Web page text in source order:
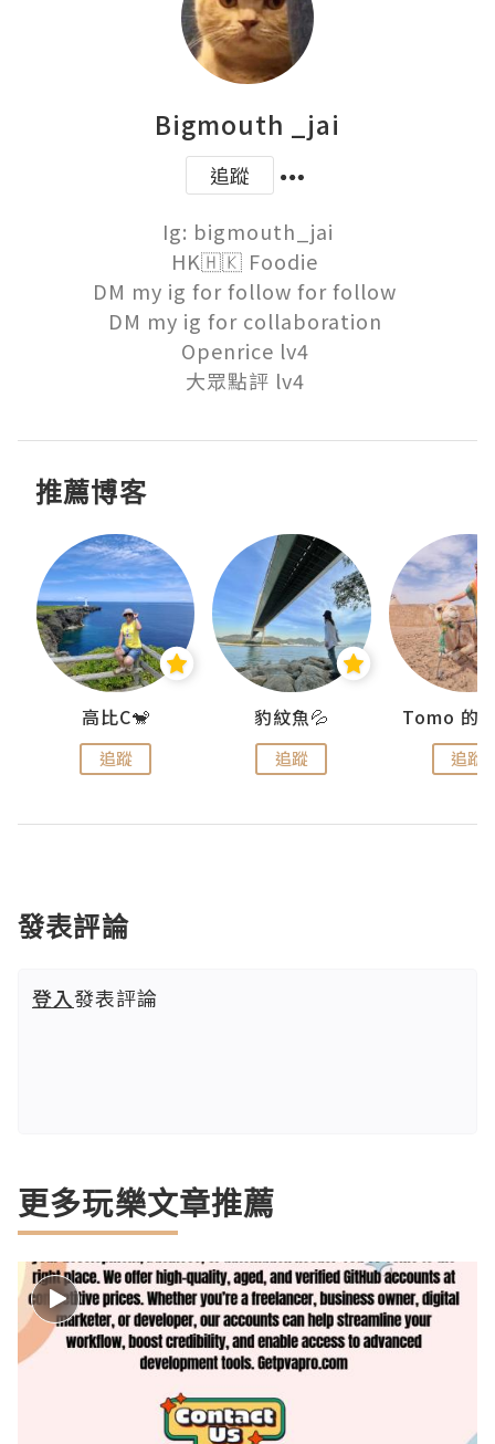
Bigmouth _jai
追蹤
Ig: bigmouth_jai
HK🇭🇰 Foodie
DM my ig for follow for follow
DM my ig for collaboration
Openrice lv4
大眾點評 lv4
推薦博客
高比C🐒
追蹤
豹紋魚💦
追蹤 追蹤
發表評論
登入發表評論
更多玩樂文章推薦